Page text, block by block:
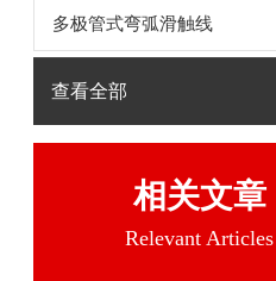
多极管式弯弧滑触线
查看全部
相关文章
Relevant Articles